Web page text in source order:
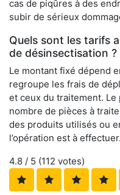
cas de piqûres à des
subir de sérieux
Quels sont les tarifs
de désinsectisation ?
Le montant fixé dépend
regroupe les frais de
et ceux du traitement.
nombre de pièces à
des produits utilisés ou
l’opération est à effectuer.
4.8 / 5 (112 votes)